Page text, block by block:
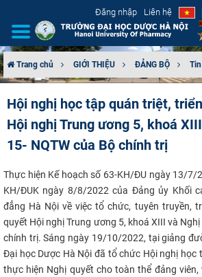
Đăng nhập Liên hệ
CƠ CẤU TỔ CHỨC
ĐÀO TẠO
ĐẢM BẢO CHẤT LƯỢNG
KHOA HỌC CÔNG NGHỆ
Trang chủ GIỚI THIỆU ĐẢNG BỘ
Hội nghị học tập quán triệt,
Hội nghị Trung ương 5, khoá
15- NQTW của Bộ chính trị
Thực hiện Kế hoạch số 63-KH/ĐU ngày 13/7/
KH/ĐUK ngày 8/8/2022 của Đảng ủy Khối
đẳng Hà Nội về việc tổ chức, tuyên truyền,
quyết Hội nghị Trung ương 5, khoá XIII và
chính trị.Sáng ngày 19/10/2022, tại giảng
Đại học Dược Hà Nội đã tổ chức Hội nghị học
thực hiện Nghị quyết cho toàn thể đảng